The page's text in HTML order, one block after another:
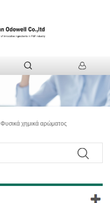
Φυσικά χημικά αρώματος